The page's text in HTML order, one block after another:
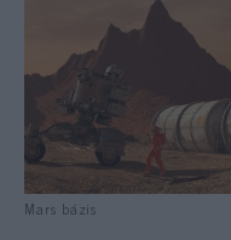
Mars bázis